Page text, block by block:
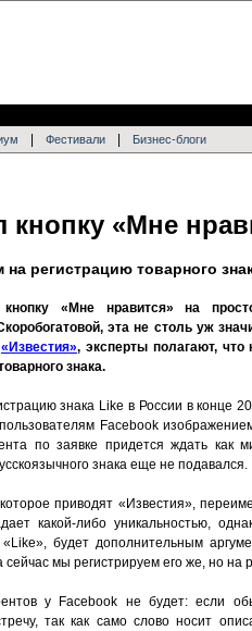
Фестивали Бизнес-блоги
кнопку «Мне
регистрацию товарного
кнопку «Мне нравится» на
эта не столь уж
«Известия», эксперты полагают, что
знака.
знака Like в России в конце
Facebook
по заявке придется ждать как
знака еще не подавался.
приводят «Известия»,
какой-либо уникальностью,
будет дополнительным
мы регистрируем его же, но на
у Facebook не будет: если
так как само слово носит